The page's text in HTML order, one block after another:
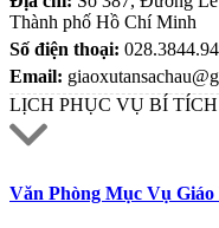
Thành phố Hồ Chí Minh
Số điện thoại:
Email:
LỊCH PHỤC VỤ BÍ TÍCH
Văn Phòng Mục Vụ